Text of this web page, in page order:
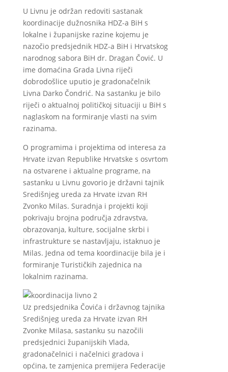
U Livnu je održan redoviti sastanak
koordinacije dužnosnika HDZ-a BiH s
lokalne i županijske razine kojemu je
nazočio predsjednik HDZ-a BiH i Hrvatskog
narodnog sabora BiH dr. Dragan Čović. U
ime domaćina Grada Livna riječi
dobrodošlice uputio je gradonačelnik
Livna Darko Čondrić. Na sastanku je bilo
riječi o aktualnoj političkoj situaciji u BiH s
naglaskom na formiranje vlasti na svim
razinama.
O programima i projektima od interesa za
Hrvate izvan Republike Hrvatske s osvrtom
na ostvarene i aktualne programe, na
sastanku u Livnu govorio je državni tajnik
Središnjeg ureda za Hrvate izvan RH
Zvonko Milas. Suradnja i projekti koji
pokrivaju brojna područja zdravstva,
obrazovanja, kulture, socijalne skrbi i
infrastrukture se nastavljaju, istaknuo je
Milas. Jedna od tema koordinacije bila je i
formiranje Turističkih zajednica na
lokalnim razinama.
Uz predsjednika Čovića i državnog tajnika
Središnjeg ureda za Hrvate izvan RH
Zvonke Milasa, sastanku su nazočili
predsjednici županijskih Vlada,
gradonačelnici i načelnici gradova i
općina, te zamjenica premijera Federacije